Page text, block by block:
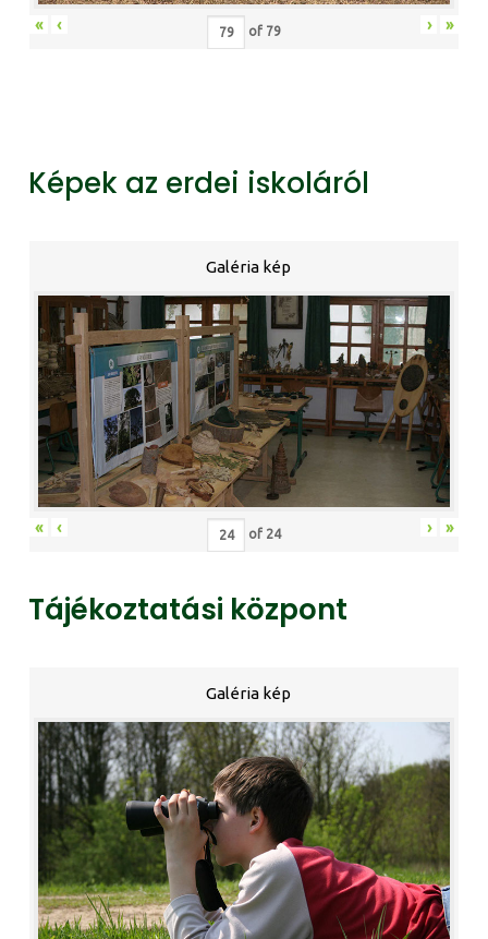
« ‹ of 79 › »
Képek az erdei iskoláról
Galéria kép
« ‹ of 24 › »
Tájékoztatási központ
Galéria kép